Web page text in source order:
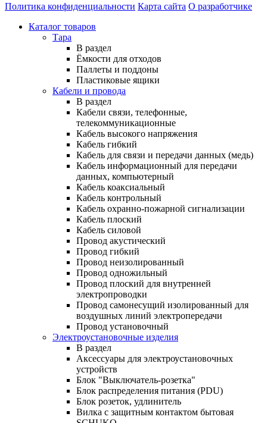
Политика конфиденциальности Карта сайта О разработчике
Каталог товаров
Тара
В раздел
Ёмкости для отходов
Паллеты и поддоны
Пластиковые ящики
Кабели и провода
В раздел
Кабели связи, телефонные,
телекоммуникационные
Кабель высокого напряжения
Кабель гибкий
Кабель для связи и передачи данных (медь)
Кабель информационный для передачи
данных, компьютерный
Кабель коаксиальный
Кабель контрольный
Кабель охранно-пожарной сигнализации
Кабель плоский
Кабель силовой
Провод акустический
Провод гибкий
Провод неизолированный
Провод одножильный
Провод плоский для внутренней
электропроводки
Провод самонесущий изолированный для
воздушных линий электропередачи
Провод установочный
Электроустановочные изделия
В раздел
Аксессуары для электроустановочных
устройств
Блок "Выключатель-розетка"
Блок распределения питания (PDU)
Блок розеток, удлинитель
Вилка с защитным контактом бытовая